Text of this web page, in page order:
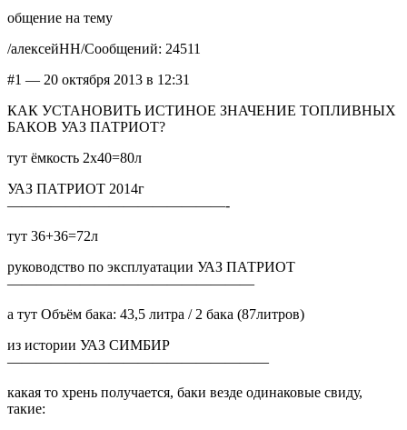
общение на тему
/алексейНН/Сообщений: 24511
#1 — 20 октября 2013 в 12:31
КАК УСТАНОВИТЬ ИСТИНОЕ ЗНАЧЕНИЕ ТОПЛИВНЫХ
БАКОВ УАЗ ПАТРИОТ?
тут ёмкость 2х40=80л
УАЗ ПАТРИОТ 2014г
———————————————-
тут 36+36=72л
руководство по эксплуатации УАЗ ПАТРИОТ
—————————————————
а тут Объём бака: 43,5 литра / 2 бака (87литров)
из истории УАЗ СИМБИР
——————————————————
какая то хрень получается, баки везде одинаковые свиду,
такие: